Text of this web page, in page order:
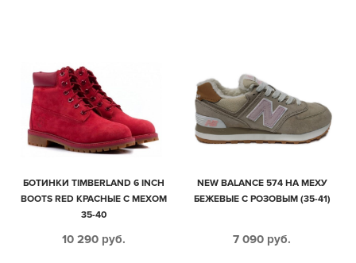
БОТИНКИ TIMBERLAND 6 INCH
BOOTS RED КРАСНЫЕ С МЕХОМ
35-40
10 290 руб.
NEW BALANCE 574 НА МЕХУ
БЕЖЕВЫЕ С РОЗОВЫМ (35-41)
7 090 руб.